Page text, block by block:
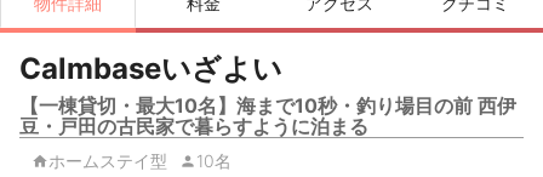
Calmbaseいざよい
【一棟貸切・最大10名】海まで10秒・釣り場目の前 西伊
豆・戸田の古民家で暮らすように泊まる
ホームステイ型 10名